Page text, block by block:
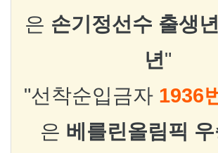
은 손기정선수 출생
년"
"선착순입금자 1936
은 베를린올림픽